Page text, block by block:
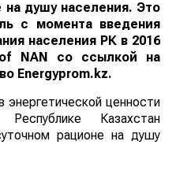
на душу населения. Это
с момента введения
населения РК в 2016
of NAN со ссылкой на
Energyprom.kz.
энергетической ценности
Казахстан
рационе на душу